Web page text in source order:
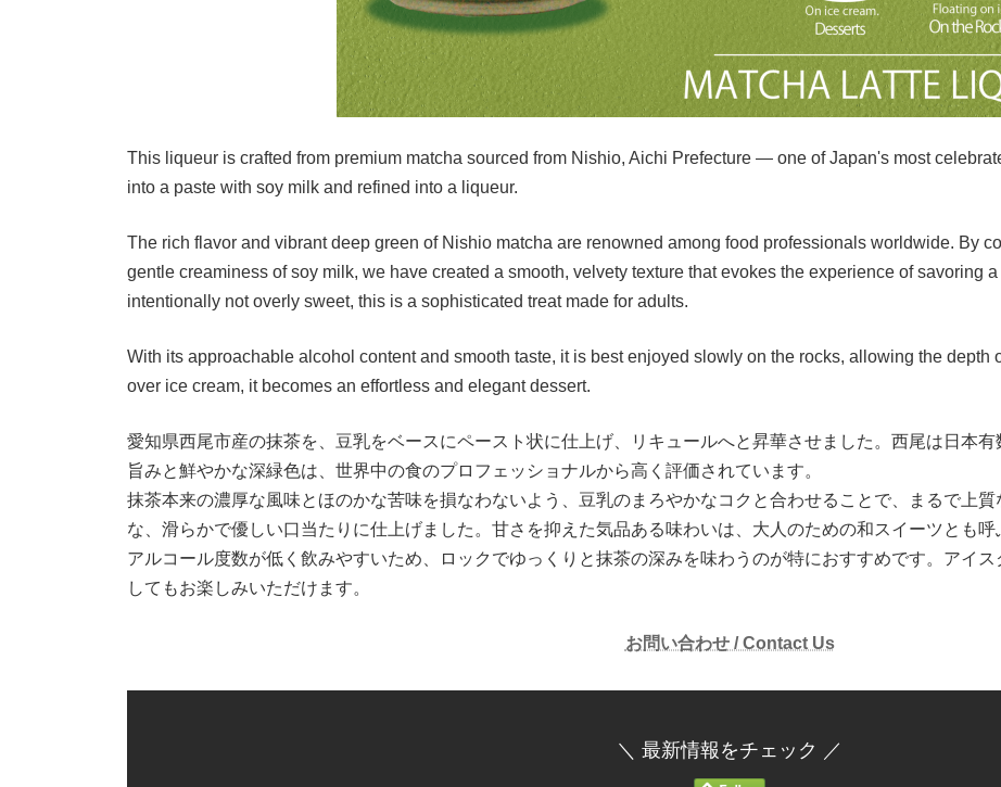
This liqueur is crafted from premium matcha sourced from Nishio, Aichi Prefecture — one of Japan's most
into a paste with soy milk and refined into a liqueur.
The rich flavor and vibrant deep green of Nishio matcha are renowned among food professionals worldwide. By
gentle creaminess of soy milk, we have created a smooth, velvety texture that evokes the experience of savoring
intentionally not overly sweet, this is a sophisticated treat made for adults.
With its approachable alcohol content and smooth taste, it is best enjoyed slowly on the rocks, allowing the depth
over ice cream, it becomes an effortless and elegant dessert.
愛知県西尾市産の抹茶を、豆乳をベースにペースト状に仕上げ、リキュールへと昇華させました。西尾は日本
旨みと鮮やかな深緑色は、世界中の食のプロフェッショナルから高く評価されています。
抹茶本来の濃厚な風味とほのかな苦味を損なわないよう、豆乳のまろやかなコクと合わせることで、まるで上
な、滑らかで優しい口当たりに仕上げました。甘さを抑えた気品ある味わいは、大人のための和スイーツとも呼
アルコール度数が低く飲みやすいため、ロックでゆっくりと抹茶の深みを味わうのが特におすすめです。アイ
してもお楽しみいただけます。
お問い合わせ / Contact Us
＼ 最新情報をチェック ／